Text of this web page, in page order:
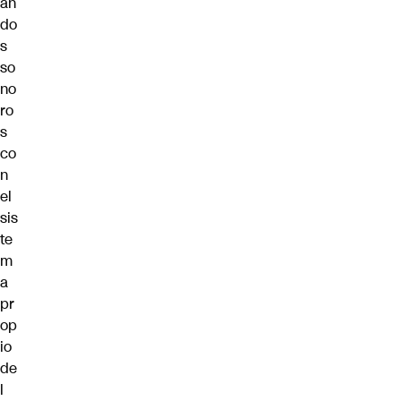
do
s
so
no
ro
s
co
n
el
sis
te
m
a
pr
op
io
de
l